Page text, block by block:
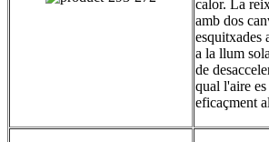
calor. La
amb dos
esquitxades
a la llum
de
qual l'aire
eficaçment